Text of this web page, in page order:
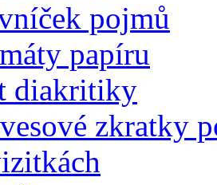
pojmů
papíru
diakritiky
zkratky